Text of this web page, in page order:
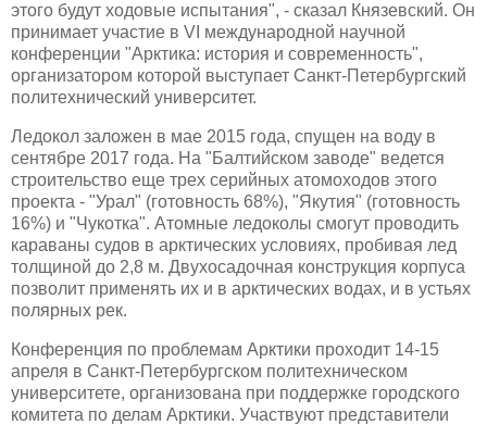
этого будут ходовые испытания", - сказал Князевский. Он
принимает участие в VI международной научной
конференции "Арктика: история и современность",
организатором которой выступает Санкт-Петербургский
политехнический университет.
Ледокол заложен в мае 2015 года, спущен на воду в
сентябре 2017 года. На "Балтийском заводе" ведется
строительство еще трех серийных атомоходов этого
проекта - "Урал" (готовность 68%), "Якутия" (готовность
16%) и "Чукотка". Атомные ледоколы смогут проводить
караваны судов в арктических условиях, пробивая лед
толщиной до 2,8 м. Двухосадочная конструкция корпуса
позволит применять их и в арктических водах, и в устьях
полярных рек.
Конференция по проблемам Арктики проходит 14-15
апреля в Санкт-Петербургском политехническом
университете, организована при поддержке городского
комитета по делам Арктики. Участвуют представители